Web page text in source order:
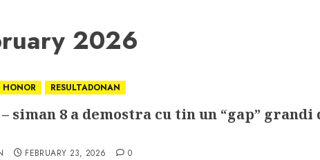
2026
HONOR RESULTADONAN
siman 8 a demostra cu tin un “gap” grandi
FEBRUARY 23, 2026 0